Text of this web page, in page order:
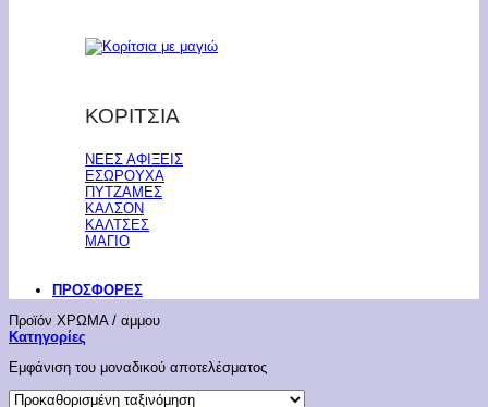
ΚΟΡΙΤΣΙΑ
ΝΕΕΣ ΑΦΙΞΕΙΣ
ΕΣΩΡΟΥΧΑ
ΠΥΤΖΑΜΕΣ
ΚΑΛΣΟΝ
ΚΑΛΤΣΕΣ
ΜΑΓΙΟ
ΠΡΟΣΦΟΡΕΣ
Προϊόν ΧΡΩΜΑ / αμμου
Κατηγορίες
Εμφάνιση του μοναδικού αποτελέσματος